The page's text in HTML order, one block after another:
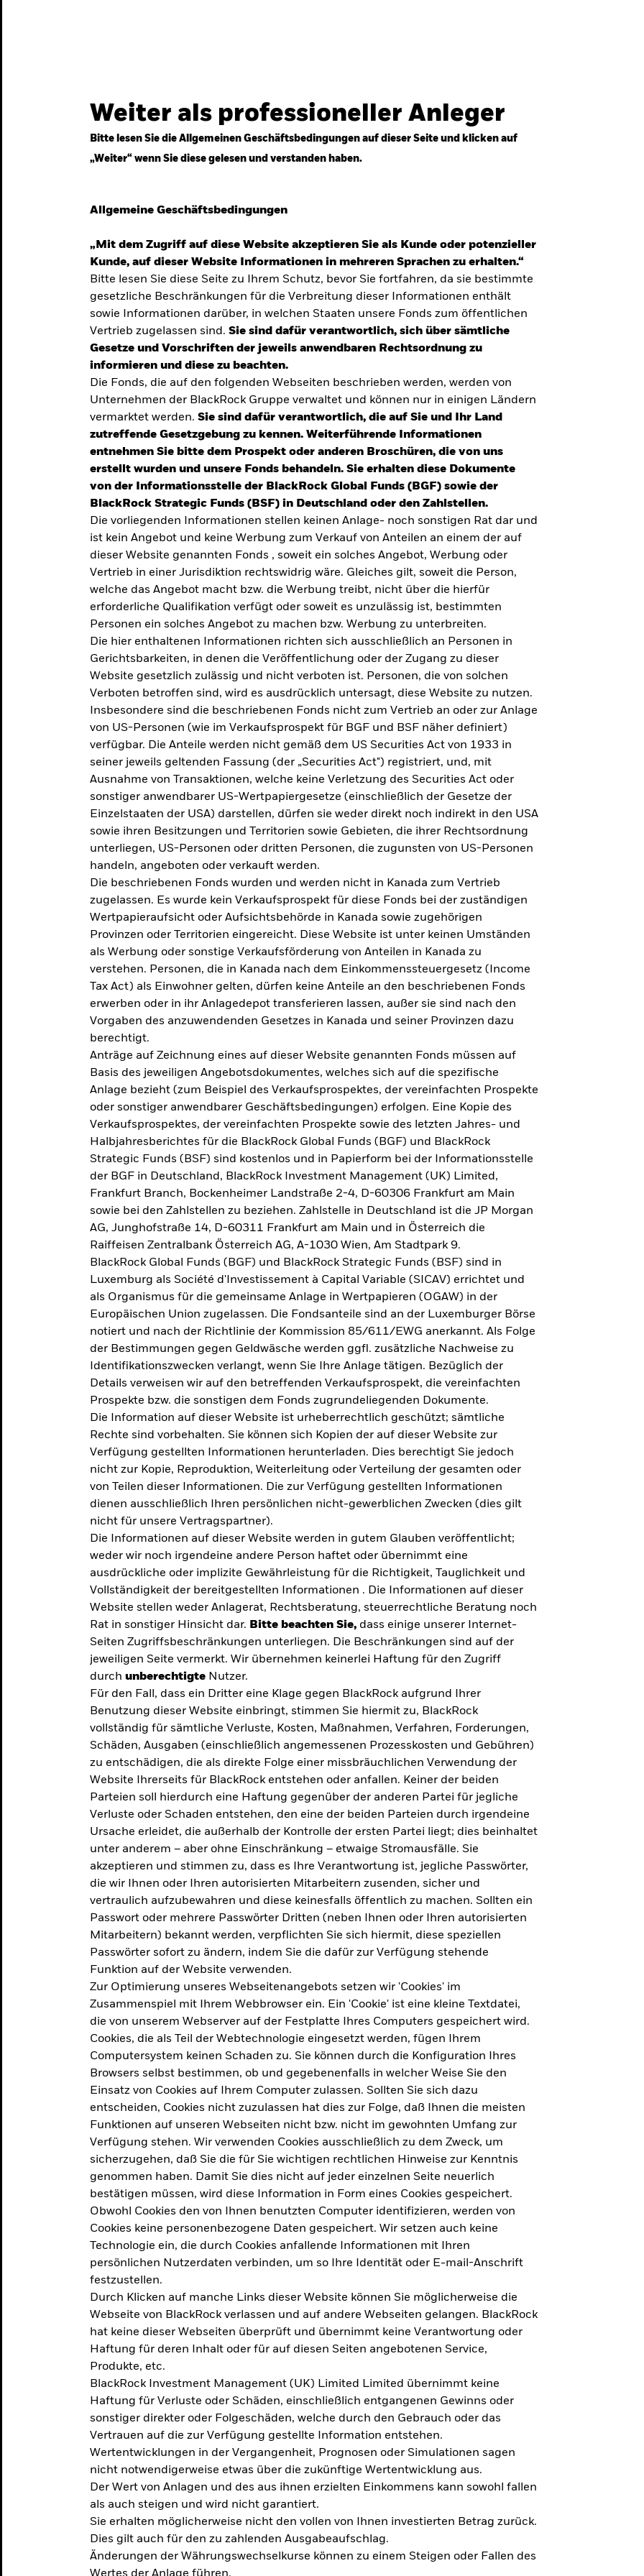
TRENDS & IDEEN
Entdecken Sie unsere
makroökonomischen
Einschätzungen und Anlageideen.
Aktuelle Einschätzungen
UMFRAGE ZUR ALTERSVORSORGE 2025
Realitätscheck Altersvorsorge. Wie
steht es um Ihre Altersvorsorge?
Zu den Ergebnissen
Die
in
das am
verfolgt das
demografische und
Vorschläge, um das
Den Bericht für Deutschland herunterladen
Den Bericht für Europa herunterladen
Weiter als professioneller Anleger
Bitte lesen Sie die Allgemeinen Geschäftsbedingungen auf dieser Seite und klicken auf
„Weiter“ wenn Sie diese gelesen und verstanden haben.
Allgemeine Geschäftsbedingungen
„Mit dem Zugriff auf diese Website akzeptieren Sie als Kunde oder potenzieller
Kunde, auf dieser Website Informationen in mehreren Sprachen zu erhalten.“
Bitte lesen Sie diese Seite zu Ihrem Schutz, bevor Sie fortfahren, da sie bestimmte
gesetzliche Beschränkungen für die Verbreitung dieser Informationen enthält
sowie Informationen darüber, in welchen Staaten unsere Fonds zum öffentlichen
Vertrieb zugelassen sind. Sie sind dafür verantwortlich, sich über sämtliche
Gesetze und Vorschriften der jeweils anwendbaren Rechtsordnung zu
informieren und diese zu beachten.
Die Fonds, die auf den folgenden Webseiten beschrieben werden, werden von
Unternehmen der BlackRock Gruppe verwaltet und können nur in einigen Ländern
vermarktet werden. Sie sind dafür verantwortlich, die auf Sie und Ihr Land
zutreffende Gesetzgebung zu kennen. Weiterführende Informationen
entnehmen Sie bitte dem Prospekt oder anderen Broschüren, die von uns
erstellt wurden und unsere Fonds behandeln. Sie erhalten diese Dokumente
von der Informationsstelle der BlackRock Global Funds (BGF) sowie der
BlackRock Strategic Funds (BSF) in Deutschland oder den Zahlstellen.
Die vorliegenden Informationen stellen keinen Anlage- noch sonstigen Rat dar und
ist kein Angebot und keine Werbung zum Verkauf von Anteilen an einem der auf
dieser Website genannten Fonds , soweit ein solches Angebot, Werbung oder
Vertrieb in einer Jurisdiktion rechtswidrig wäre. Gleiches gilt, soweit die Person,
welche das Angebot macht bzw. die Werbung treibt, nicht über die hierfür
erforderliche Qualifikation verfügt oder soweit es unzulässig ist, bestimmten
Personen ein solches Angebot zu machen bzw. Werbung zu unterbreiten.
Die hier enthaltenen Informationen richten sich ausschließlich an Personen in
Gerichtsbarkeiten, in denen die Veröffentlichung oder der Zugang zu dieser
Website gesetzlich zulässig und nicht verboten ist. Personen, die von solchen
Verboten betroffen sind, wird es ausdrücklich untersagt, diese Website zu nutzen.
Insbesondere sind die beschriebenen Fonds nicht zum Vertrieb an oder zur Anlage
von US-Personen (wie im Verkaufsprospekt für BGF und BSF näher definiert)
verfügbar. Die Anteile werden nicht gemäß dem US Securities Act von 1933 in
seiner jeweils geltenden Fassung (der „Securities Act") registriert, und, mit
Ausnahme von Transaktionen, welche keine Verletzung des Securities Act oder
sonstiger anwendbarer US-Wertpapiergesetze (einschließlich der Gesetze der
Einzelstaaten der USA) darstellen, dürfen sie weder direkt noch indirekt in den USA
sowie ihren Besitzungen und Territorien sowie Gebieten, die ihrer Rechtsordnung
unterliegen, US-Personen oder dritten Personen, die zugunsten von US-Personen
handeln, angeboten oder verkauft werden.
Die beschriebenen Fonds wurden und werden nicht in Kanada zum Vertrieb
zugelassen. Es wurde kein Verkaufsprospekt für diese Fonds bei der zuständigen
Wertpapieraufsicht oder Aufsichtsbehörde in Kanada sowie zugehörigen
Provinzen oder Territorien eingereicht. Diese Website ist unter keinen Umständen
als Werbung oder sonstige Verkaufsförderung von Anteilen in Kanada zu
verstehen. Personen, die in Kanada nach dem Einkommenssteuergesetz (Income
Tax Act) als Einwohner gelten, dürfen keine Anteile an den beschriebenen Fonds
erwerben oder in ihr Anlagedepot transferieren lassen, außer sie sind nach den
Vorgaben des anzuwendenden Gesetzes in Kanada und seiner Provinzen dazu
berechtigt.
Anträge auf Zeichnung eines auf dieser Website genannten Fonds müssen auf
Basis des jeweiligen Angebotsdokumentes, welches sich auf die spezifische
Anlage bezieht (zum Beispiel des Verkaufsprospektes, der vereinfachten Prospekte
oder sonstiger anwendbarer Geschäftsbedingungen) erfolgen. Eine Kopie des
Verkaufsprospektes, der vereinfachten Prospekte sowie des letzten Jahres- und
Halbjahresberichtes für die BlackRock Global Funds (BGF) und BlackRock
Strategic Funds (BSF) sind kostenlos und in Papierform bei der Informationsstelle
der BGF in Deutschland, BlackRock Investment Management (UK) Limited,
Frankfurt Branch, Bockenheimer Landstraße 2-4, D-60306 Frankfurt am Main
sowie bei den Zahlstellen zu beziehen. Zahlstelle in Deutschland ist die JP Morgan
AG, Junghofstraße 14, D-60311 Frankfurt am Main und in Österreich die
Raiffeisen Zentralbank Österreich AG, A-1030 Wien, Am Stadtpark 9.
BlackRock Global Funds (BGF) und BlackRock Strategic Funds (BSF) sind in
Luxemburg als Société d'Investissement à Capital Variable (SICAV) errichtet und
als Organismus für die gemeinsame Anlage in Wertpapieren (OGAW) in der
Europäischen Union zugelassen. Die Fondsanteile sind an der Luxemburger Börse
notiert und nach der Richtlinie der Kommission 85/611/EWG anerkannt. Als Folge
der Bestimmungen gegen Geldwäsche werden ggfl. zusätzliche Nachweise zu
Identifikationszwecken verlangt, wenn Sie Ihre Anlage tätigen. Bezüglich der
Details verweisen wir auf den betreffenden Verkaufsprospekt, die vereinfachten
Prospekte bzw. die sonstigen dem Fonds zugrundeliegenden Dokumente.
Die Information auf dieser Website ist urheberrechtlich geschützt; sämtliche
Rechte sind vorbehalten. Sie können sich Kopien der auf dieser Website zur
Verfügung gestellten Informationen herunterladen. Dies berechtigt Sie jedoch
nicht zur Kopie, Reproduktion, Weiterleitung oder Verteilung der gesamten oder
von Teilen dieser Informationen. Die zur Verfügung gestellten Informationen
dienen ausschließlich Ihren persönlichen nicht-gewerblichen Zwecken (dies gilt
nicht für unsere Vertragspartner).
Die Informationen auf dieser Website werden in gutem Glauben veröffentlicht;
weder wir noch irgendeine andere Person haftet oder übernimmt eine
ausdrückliche oder implizite Gewährleistung für die Richtigkeit, Tauglichkeit und
Vollständigkeit der bereitgestellten Informationen . Die Informationen auf dieser
Website stellen weder Anlagerat, Rechtsberatung, steuerrechtliche Beratung noch
Rat in sonstiger Hinsicht dar. Bitte beachten Sie, dass einige unserer Internet-
Seiten Zugriffsbeschränkungen unterliegen. Die Beschränkungen sind auf der
jeweiligen Seite vermerkt. Wir übernehmen keinerlei Haftung für den Zugriff
durch unberechtigte Nutzer.
Für den Fall, dass ein Dritter eine Klage gegen BlackRock aufgrund Ihrer
Benutzung dieser Website einbringt, stimmen Sie hiermit zu, BlackRock
vollständig für sämtliche Verluste, Kosten, Maßnahmen, Verfahren, Forderungen,
Schäden, Ausgaben (einschließlich angemessenen Prozesskosten und Gebühren)
zu entschädigen, die als direkte Folge einer missbräuchlichen Verwendung der
Website Ihrerseits für BlackRock entstehen oder anfallen. Keiner der beiden
Parteien soll hierdurch eine Haftung gegenüber der anderen Partei für jegliche
Verluste oder Schaden entstehen, den eine der beiden Parteien durch irgendeine
Ursache erleidet, die außerhalb der Kontrolle der ersten Partei liegt; dies beinhaltet
unter anderem – aber ohne Einschränkung – etwaige Stromausfälle. Sie
akzeptieren und stimmen zu, dass es Ihre Verantwortung ist, jegliche Passwörter,
die wir Ihnen oder Ihren autorisierten Mitarbeitern zusenden, sicher und
vertraulich aufzubewahren und diese keinesfalls öffentlich zu machen. Sollten ein
Passwort oder mehrere Passwörter Dritten (neben Ihnen oder Ihren autorisierten
Mitarbeitern) bekannt werden, verpflichten Sie sich hiermit, diese speziellen
Passwörter sofort zu ändern, indem Sie die dafür zur Verfügung stehende
Funktion auf der Website verwenden.
Zur Optimierung unseres Webseitenangebots setzen wir 'Cookies' im
Zusammenspiel mit Ihrem Webbrowser ein. Ein 'Cookie' ist eine kleine Textdatei,
die von unserem Webserver auf der Festplatte Ihres Computers gespeichert wird.
Cookies, die als Teil der Webtechnologie eingesetzt werden, fügen Ihrem
Computersystem keinen Schaden zu. Sie können durch die Konfiguration Ihres
Browsers selbst bestimmen, ob und gegebenenfalls in welcher Weise Sie den
Einsatz von Cookies auf Ihrem Computer zulassen. Sollten Sie sich dazu
entscheiden, Cookies nicht zuzulassen hat dies zur Folge, daß Ihnen die meisten
Funktionen auf unseren Webseiten nicht bzw. nicht im gewohnten Umfang zur
Verfügung stehen. Wir verwenden Cookies ausschließlich zu dem Zweck, um
sicherzugehen, daß Sie die für Sie wichtigen rechtlichen Hinweise zur Kenntnis
genommen haben. Damit Sie dies nicht auf jeder einzelnen Seite neuerlich
bestätigen müssen, wird diese Information in Form eines Cookies gespeichert.
Obwohl Cookies den von Ihnen benutzten Computer identifizieren, werden von
Cookies keine personenbezogene Daten gespeichert. Wir setzen auch keine
Technologie ein, die durch Cookies anfallende Informationen mit Ihren
persönlichen Nutzerdaten verbinden, um so Ihre Identität oder E-mail-Anschrift
festzustellen.
Durch Klicken auf manche Links dieser Website können Sie möglicherweise die
Webseite von BlackRock verlassen und auf andere Webseiten gelangen. BlackRock
hat keine dieser Webseiten überprüft und übernimmt keine Verantwortung oder
Haftung für deren Inhalt oder für auf diesen Seiten angebotenen Service,
Produkte, etc.
BlackRock Investment Management (UK) Limited Limited übernimmt keine
Haftung für Verluste oder Schäden, einschließlich entgangenen Gewinns oder
sonstiger direkter oder Folgeschäden, welche durch den Gebrauch oder das
Vertrauen auf die zur Verfügung gestellte Information entstehen.
Wertentwicklungen in der Vergangenheit, Prognosen oder Simulationen sagen
nicht notwendigerweise etwas über die zukünftige Wertentwicklung aus.
Der Wert von Anlagen und des aus ihnen erzielten Einkommens kann sowohl fallen
als auch steigen und wird nicht garantiert.
Sie erhalten möglicherweise nicht den vollen von Ihnen investierten Betrag zurück.
Dies gilt auch für den zu zahlenden Ausgabeaufschlag.
Änderungen der Währungswechselkurse können zu einem Steigen oder Fallen des